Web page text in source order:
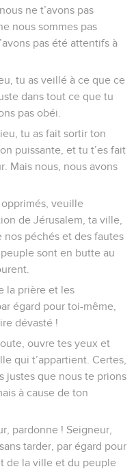
ne t’avons pas
nous sommes pas
pas été attentifs à
tu as veillé à ce que ce
dans tout ce que tu
pas obéi.
tu as fait sortir ton
puissante, et tu t’es fait
Mais nous, nous avons
veuille
de Jérusalem, ta ville,
nos péchés et des fautes
sont en butte au
la prière et les
égard pour toi-même,
dévasté !
ouvre tes yeux et
qui t’appartient. Certes,
justes que nous te prions
à cause de ton
pardonne ! Seigneur,
tarder, par égard pour
de la ville et du peuple